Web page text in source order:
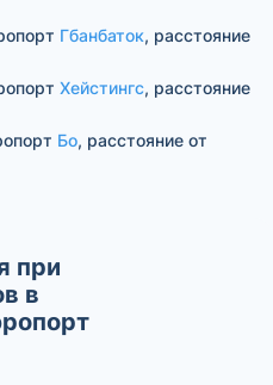
Гбанбаток, расстояние
Хейстингс, расстояние
Бо, расстояние от
при
в